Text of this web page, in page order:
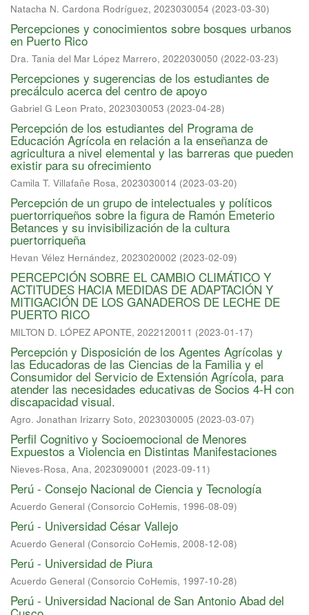
Natacha N. Cardona Rodríguez, 2023030054 (2023-03-30)
Percepciones y conocimientos sobre bosques urbanos
en Puerto Rico
Dra. Tania del Mar López Marrero, 2022030050 (2022-03-23)
Percepciones y sugerencias de los estudiantes de
precálculo acerca del centro de apoyo
Gabriel G Leon Prato, 2023030053 (2023-04-28)
Percepción de los estudiantes del Programa de
Educación Agrícola en relación a la enseñanza de
agricultura a nivel elemental y las barreras que pueden
existir para su ofrecimiento
Camila T. Villafañe Rosa, 2023030014 (2023-03-20)
Percepción de un grupo de intelectuales y políticos
puertorriqueños sobre la figura de Ramón Emeterio
Betances y su invisibilización de la cultura
puertorriqueña
Hevan Vélez Hernández, 2023020002 (2023-02-09)
PERCEPCIÓN SOBRE EL CAMBIO CLIMÁTICO Y
ACTITUDES HACIA MEDIDAS DE ADAPTACIÓN Y
MITIGACIÓN DE LOS GANADEROS DE LECHE DE
PUERTO RICO
MILTON D. LÓPEZ APONTE, 2022120011 (2023-01-17)
Percepción y Disposición de los Agentes Agrícolas y
las Educadoras de las Ciencias de la Familia y el
Consumidor del Servicio de Extensión Agrícola, para
atender las necesidades educativas de Socios 4-H con
discapacidad visual.
Agro. Jonathan Irizarry Soto, 2023030005 (2023-03-07)
Perfil Cognitivo y Socioemocional de Menores
Expuestos a Violencia en Distintas Manifestaciones
Nieves-Rosa, Ana, 2023090001 (2023-09-11)
Perú - Consejo Nacional de Ciencia y Tecnología
Acuerdo General (Consorcio CoHemis, 1996-08-09)
Perú - Universidad César Vallejo
Acuerdo General (Consorcio CoHemis, 2008-12-08)
Perú - Universidad de Piura
Acuerdo General (Consorcio CoHemis, 1997-10-28)
Perú - Universidad Nacional de San Antonio Abad del